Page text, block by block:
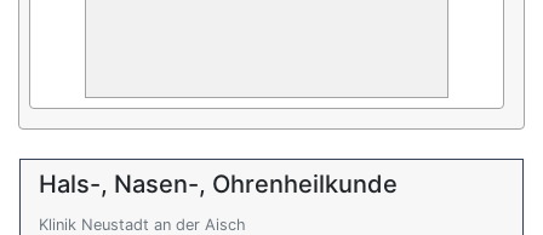
Hals-, Nasen-, Ohrenheilkunde
Klinik Neustadt an der Aisch